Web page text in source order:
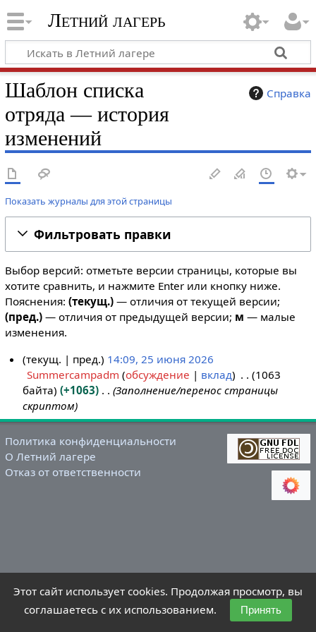
Летний лагерь
Справка
Шаблон списка
отряда — история
изменений
Показать журналы для этой страницы
Фильтровать правки
Выбор версий: отметьте версии страницы, которые вы
хотите сравнить, и нажмите Enter или кнопку ниже.
Пояснения: (текущ.)— отличия от текущей версии;
(пред.)— отличия от предыдущей версии; м — малые
изменения.
ю
н
я
2
текущ. пред. 14:09, 25 июня 2026
Summercampadm обсуждение вклад
1063
байта
+1063
Заполнение/перенос страницы
скриптом
Политика конфиденциальности
О Летний лагере
Отказ от ответственности
Этот сайт использует cookies. Продолжая просмотр, вы
соглашаетесь с их использованием.
Принять